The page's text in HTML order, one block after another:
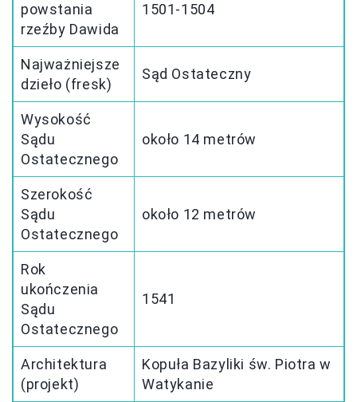
powstania
rzeźby Dawida
1501-1504
Najważniejsze
dzieło (fresk)
Sąd Ostateczny
Wysokość
Sądu
Ostatecznego
około 14 metrów
Szerokość
Sądu
Ostatecznego
około 12 metrów
Rok
ukończenia
Sądu
Ostatecznego
1541
Architektura
(projekt)
Kopuła Bazyliki św. Piotra w
Watykanie